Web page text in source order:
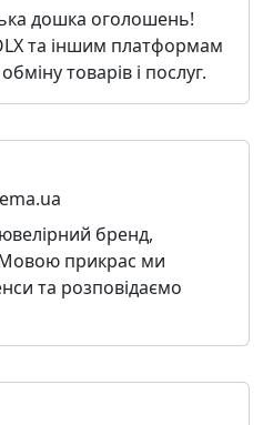
дошка оголошень!
та іншим платформам
товарів і послуг.
бренд,
Мовою прикрас ми
та розповідаємо